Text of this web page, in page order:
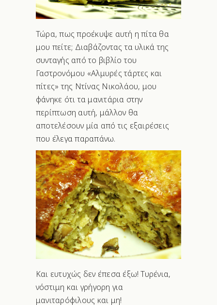
Τώρα, πως προέκυψε αυτή η πίτα θα
μου πείτε; Διαβάζοντας τα υλικά της
συνταγής από το βιβλίο του
Γαστρονόμου «Αλμυρές τάρτες και
πίτες» της Ντίνας Νικολάου, μου
φάνηκε ότι τα μανιτάρια στην
περίπτωση αυτή, μάλλον θα
αποτελέσουν μία από τις εξαιρέσεις
που έλεγα παραπάνω.
Και ευτυχώς δεν έπεσα έξω! Τυρένια,
νόστιμη και γρήγορη για
μανιταρόφιλους και μη!